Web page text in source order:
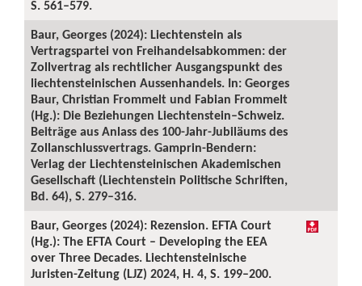
S. 561–579.
Baur, Georges (2024): Liechtenstein als
Vertragspartei von Freihandelsabkommen: der
Zollvertrag als rechtlicher Ausgangspunkt des
liechtensteinischen Aussenhandels. In: Georges
Baur, Christian Frommelt und Fabian Frommelt
(Hg.): Die Beziehungen Liechtenstein–Schweiz.
Beiträge aus Anlass des 100-Jahr-Jubiläums des
Zollanschlussvertrags. Gamprin-Bendern:
Verlag der Liechtensteinischen Akademischen
Gesellschaft (Liechtenstein Politische Schriften,
Bd. 64), S. 279–316.
Baur, Georges (2024): Rezension. EFTA Court
(Hg.): The EFTA Court – Developing the EEA
over Three Decades. Liechtensteinische
Juristen-Zeitung (LJZ) 2024, H. 4, S. 199–200.